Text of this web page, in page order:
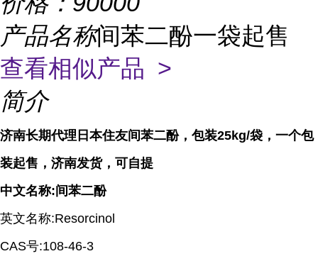
产品名称间苯二酚一袋起售
查看相似产品 >
简介
济南长期代理日本住友间苯二酚，包装25kg/袋，一个包
装起售，济南发货，可自提
中文名称:间苯二酚
英文名称:Resorcinol
CAS号:108-46-3